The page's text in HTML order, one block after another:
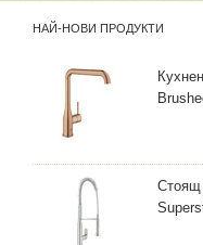
НАЙ-НОВИ ПРОДУКТИ
Стоящ